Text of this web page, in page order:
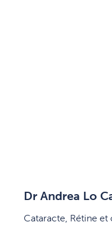
Dr Andrea Lo
Cataracte, Rétine